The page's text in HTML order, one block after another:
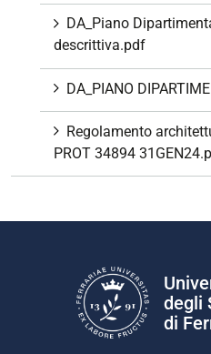
DA_Piano
descrittiva.pdf
DA_PIANO
Regolamento
PROT 34894
degli
di